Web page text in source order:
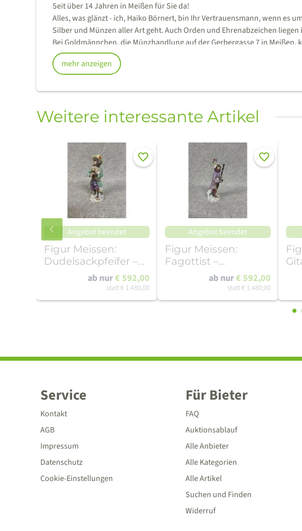
Seit über 14 Jahren in Meißen für Sie da!
Alles, was glänzt - ich, Haiko Börnert, bin Ihr Vertrauensmann, wenn es
Silber und Münzen aller Art geht. Auch Orden und Ehrenabzeichen
Bei Goldmännchen, die Münzhandlung auf der Gerbergasse 7 in
und faire Preise für Ihre Schätze, gern auch für ganze Sammlungen,
sich direkt vor dem Ladengeschäft.
mehr anzeigen
Weitere interessante Artikel
Merken
Angebot beendet
Figur Meissen:
Dudelsackpfeifer –
Affenkapelle
ab nur€ 592,00
statt€ 1.480,00
Merken
Angebot beendet
Figur Meissen:
Fagottist –
Affenkapelle
ab nur€ 592,00
statt€ 1.480,00
Service
Kontakt
AGB
Impressum
Datenschutz
Cookie-Einstellungen
Für Bieter
FAQ
Auktionsablauf
Alle Anbieter
Alle Kategorien
Alle Artikel
Suchen und Finden
Widerruf